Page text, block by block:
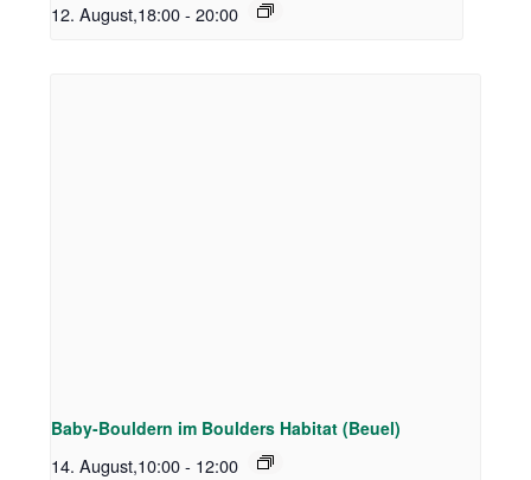
12. August,18:00 - 20:00
Baby-Bouldern im Boulders Habitat (Beuel)
14. August,10:00 - 12:00